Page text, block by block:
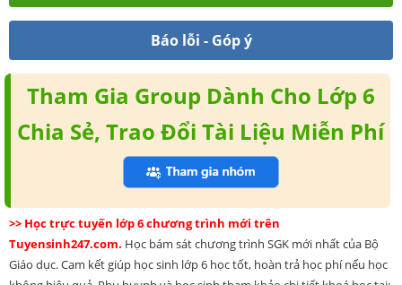
Báo lỗi - Góp ý
Tham Gia Group Dành Cho Lớp 6
Chia Sẻ, Trao Đổi Tài Liệu Miễn Phí
>> Học trực tuyến lớp 6 chương trình mới trên
Tuyensinh247.com. Học bám sát chương trình SGK mới nhất của Bộ
Giáo dục. Cam kết giúp học sinh lớp 6 học tốt, hoàn trả học phí nếu học